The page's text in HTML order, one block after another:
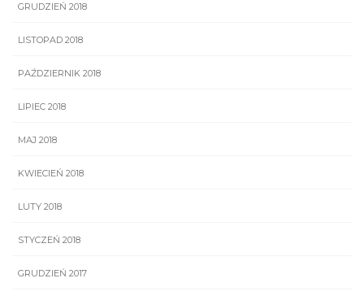
GRUDZIEŃ 2018
LISTOPAD 2018
PAŹDZIERNIK 2018
LIPIEC 2018
MAJ 2018
KWIECIEŃ 2018
LUTY 2018
STYCZEŃ 2018
GRUDZIEŃ 2017